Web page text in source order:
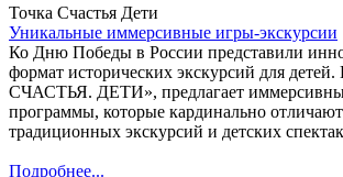
Точка Счастья Дети
Уникальные иммерсивные игры-экскурсии
Ко Дню Победы в России представили
формат исторических экскурсий для
СЧАСТЬЯ. ДЕТИ», предлагает
программы, которые кардинально
традиционных экскурсий и детских
Подробнее...